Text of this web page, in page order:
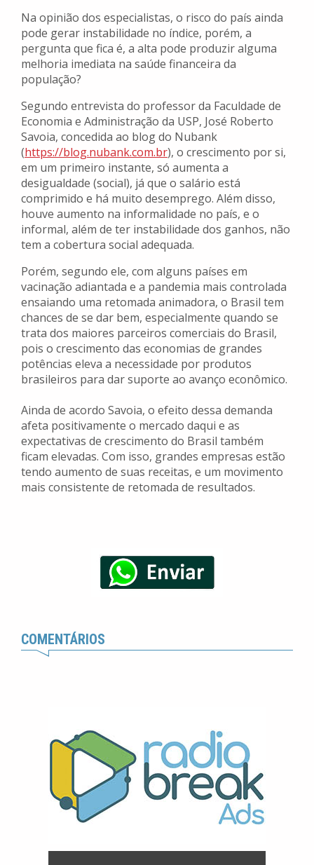
Na opinião dos especialistas, o risco do país ainda
pode gerar instabilidade no índice, porém, a
pergunta que fica é, a alta pode produzir alguma
melhoria imediata na saúde financeira da
população?
Segundo entrevista do professor da Faculdade de
Economia e Administração da USP, José Roberto
Savoia, concedida ao blog do Nubank
(https://blog.nubank.com.br), o crescimento por si,
em um primeiro instante, só aumenta a
desigualdade (social), já que o salário está
comprimido e há muito desemprego. Além disso,
houve aumento na informalidade no país, e o
informal, além de ter instabilidade dos ganhos, não
tem a cobertura social adequada.
Porém, segundo ele, com alguns países em
vacinação adiantada e a pandemia mais controlada
ensaiando uma retomada animadora, o Brasil tem
chances de se dar bem, especialmente quando se
trata dos maiores parceiros comerciais do Brasil,
pois o crescimento das economias de grandes
potências eleva a necessidade por produtos
brasileiros para dar suporte ao avanço econômico.
Ainda de acordo Savoia, o efeito dessa demanda
afeta positivamente o mercado daqui e as
expectativas de crescimento do Brasil também
ficam elevadas. Com isso, grandes empresas estão
tendo aumento de suas receitas, e um movimento
mais consistente de retomada de resultados.
COMENTÁRIOS